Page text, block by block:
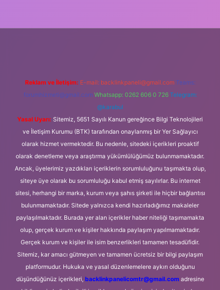
Reklam ve İletişim: E-mail: backlinkpaneli@gmail.com Teams:
forumhizmeti@gmail.com Whatsapp: 0262 606 0 726 Telegram:
@karabul
Yasal Uyarı: Sitemiz, 5651 Sayılı Kanun gereğince Bilgi Teknolojileri
ve İletişim Kurumu (BTK) tarafından onaylanmış bir Yer Sağlayıcı
olarak hizmet vermektedir. Bu nedenle, sitedeki içerikleri proaktif
olarak denetleme veya araştırma yükümlülüğümüz bulunmamaktadır.
Ancak, üyelerimiz yazdıkları içeriklerin sorumluluğunu taşımakta olup,
siteye üye olarak bu sorumluluğu kabul etmiş sayılırlar. Bu internet
sitesi, herhangi bir marka, kurum veya şahıs şirketi ile hiçbir bağlantısı
bulunmamaktadır. Sitede yalnızca kendi hazırladığımız makaleler
paylaşılmaktadır. Burada yer alan içerikler haber niteliği taşımamakta
olup, gerçek kurum ve kişiler hakkında paylaşım yapılmamaktadır.
Gerçek kurum ve kişiler ile isim benzerlikleri tamamen tesadüfidir.
Sitemiz, kar amacı gütmeyen ve tamamen ücretsiz bir bilgi paylaşım
platformudur. Hukuka ve yasal düzenlemelere aykırı olduğunu
düşündüğünüz içerikleri, backlinkpanelicomtr@gmail.comadresine